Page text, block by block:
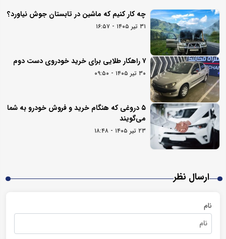
چه کار کنیم که ماشین در تابستان جوش نیاورد؟
۳۱ تیر ۱۴۰۵ - ۱۶:۵۷
۷ راهکار طلایی برای خرید خودروی دست دوم
۳۰ تیر ۱۴۰۵ - ۰۹:۵۰
۵ دروغی که هنگام خرید و فروش خودرو به شما
می‌گویند
۲۳ تیر ۱۴۰۵ - ۱۸:۴۸
ارسال نظر
نام